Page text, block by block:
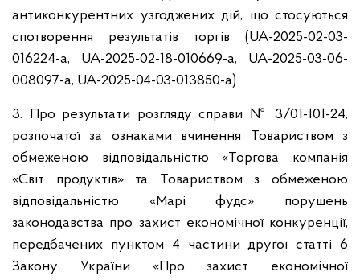
антиконкурентних узгоджених дій, що стосуються
спотворення результатів торгів (UA-2025-02-03-
016224-a, UA-2025-02-18-010669-a, UA-2025-03-06-
008097-a, UA-2025-04-03-013850-a).
3. Про результати розгляду справи № 3/01-101-24,
розпочатої за ознаками вчинення Товариством з
обмеженою відповідальністю «Торгова компанія
«Світ продуктів» та Товариством з обмеженою
відповідальністю «Марі фудс» порушень
законодавства про захист економічної конкуренції,
передбачених пунктом 4 частини другої статті 6
Закону України «Про захист економічної